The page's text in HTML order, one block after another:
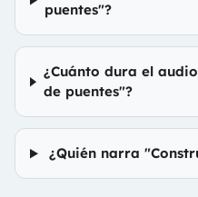
puentes"?
¿Cuánto dura el
de puentes"?
¿Quién narra